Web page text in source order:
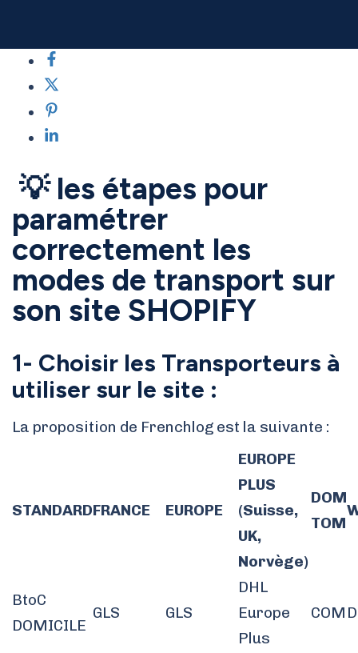
💡 les étapes pour
paramétrer
correctement les
modes de transport sur
son site SHOPIFY
1- Choisir les Transporteurs à
utiliser sur le site :
La proposition de Frenchlog est la suivante :
STANDARDFRANCE EUROPE
EUROPE
PLUS
(Suisse,
UK,
Norvège)
DOM
TOM
BtoC
DOMICILE
GLS GLS
DHL
Europe
Plus
COM